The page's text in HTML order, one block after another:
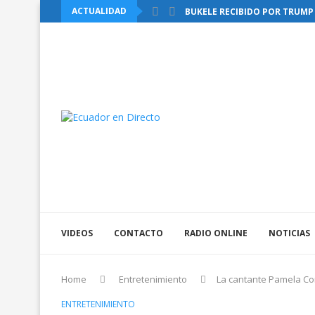
ACTUALIDAD
BUKELE RECIBIDO POR
VIDEOS CONTACTO RADIO ONLINE NOTICIAS
Home Entretenimiento La cantante Pamela
ENTRETENIMIENTO